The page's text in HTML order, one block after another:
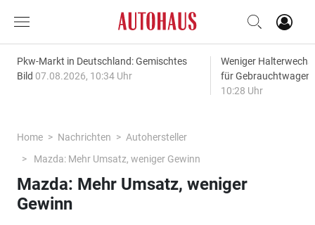
Pkw-Markt in Deutschland: Gemischtes
Bild 07.08.2026, 10:34 Uhr
Weniger
für
10:28 Uhr
Home Nachrichten
Autohersteller
Mazda: Mehr Umsatz, weniger Gewinn
Mazda: Mehr Umsatz, weniger
Gewinn